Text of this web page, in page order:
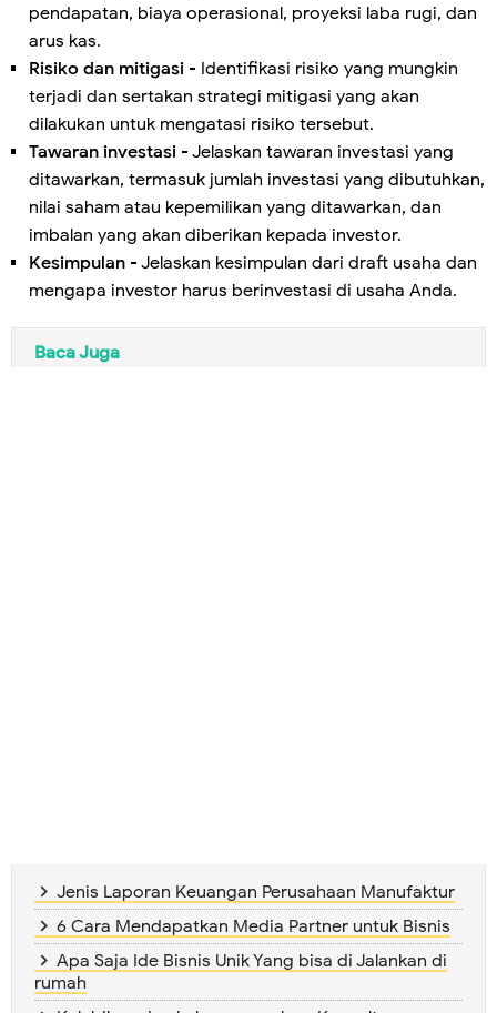
pendapatan, biaya operasional, proyeksi laba rugi, dan
arus kas.
Risiko dan mitigasi - Identifikasi risiko yang mungkin
terjadi dan sertakan strategi mitigasi yang akan
dilakukan untuk mengatasi risiko tersebut.
Tawaran investasi - Jelaskan tawaran investasi yang
ditawarkan, termasuk jumlah investasi yang dibutuhkan,
nilai saham atau kepemilikan yang ditawarkan, dan
imbalan yang akan diberikan kepada investor.
Kesimpulan - Jelaskan kesimpulan dari draft usaha dan
mengapa investor harus berinvestasi di usaha Anda.
Baca Juga
Jenis Laporan Keuangan Perusahaan Manufaktur
6 Cara Mendapatkan Media Partner untuk Bisnis
Apa Saja Ide Bisnis Unik Yang bisa di Jalankan di
rumah